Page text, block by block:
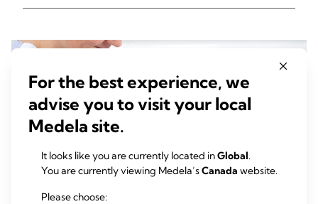
For the best experience, we
advise you to visit your local
Medela site.
It looks like you are currently located inGlobal.
You are currently viewing Medela’sCanada website.
Please choose: